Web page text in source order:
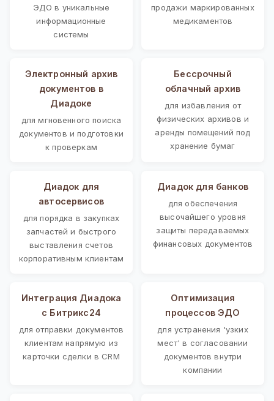
ЭДО в уникальные
информационные
системы
продажи маркированных
медикаментов
Электронный архив
документов в
Диадоке
для мгновенного поиска
документов и подготовки
к проверкам
Бессрочный
облачный архив
для избавления от
физических архивов и
аренды помещений под
хранение бумаг
Диадок для
автосервисов
для порядка в закупках
запчастей и быстрого
выставления счетов
корпоративным клиентам
Диадок для банков
для обеспечения
высочайшего уровня
защиты передаваемых
финансовых документов
Интеграция Диадока
с Битрикс24
для отправки документов
клиентам напрямую из
карточки сделки в CRM
Оптимизация
процессов ЭДО
для устранения 'узких
мест' в согласовании
документов внутри
компании